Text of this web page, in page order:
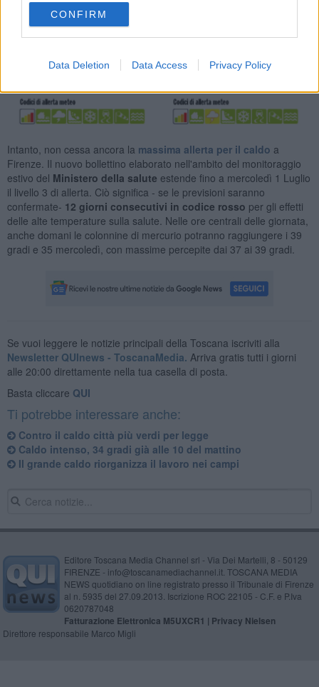
CONFIRM
Data Deletion Data Access Privacy Policy
Intanto, non cessa ancora la massima allerta per il caldo a
Firenze. Il nuovo bollettino elaborato nell'ambito del monitoraggio
estivo del Ministero della salute estende fino a mercoledì 1 Luglio
il livello 3 di allerta. Ciò significa - se le previsioni saranno
confermate- 12 giorni consecutivi in codice rosso per gli effetti
delle alte temperature sulla salute. Nelle ore centrali delle giornata,
anche domani le colonnine di mercurio potranno raggiungere i 39
gradi e 35 mercoledì, con massime percepite dai 37 ai 39 gradi.
Se vuoi leggere le notizie principali della Toscana iscriviti alla
Newsletter QUInews - ToscanaMedia. Arriva gratis tutti i giorni
alle 20:00 direttamente nella tua casella di posta.
Basta cliccare QUI
Ti potrebbe interessare anche:
Contro il caldo città più verdi per legge
Caldo intenso, 34 gradi già alle 10 del mattino
Il grande caldo riorganizza il lavoro nei campi
Editore Toscana Media Channel srl - Via Dei Martelli, 8 - 50129
FIRENZE - info@toscanamediachannel.it. TOSCANA MEDIA
NEWS quotidiano on line registrato presso il Tribunale di Firenze
al n. 5935 del 27.09.2013. Iscrizione ROC 22105 - C.F. e P.Iva
0620787048
Fatturazione Elettronica M5UXCR1 | Privacy Nielsen
Direttore responsabile Marco Migli